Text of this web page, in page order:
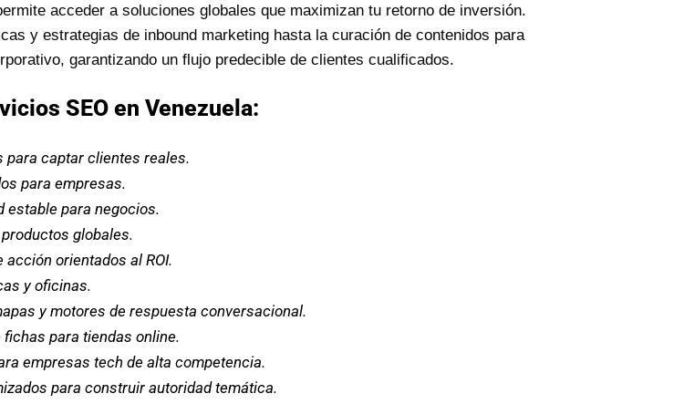
acceder a soluciones globales que maximizan tu retorno de inversión.
y estrategias de inbound marketing hasta la curación de contenidos para
garantizando un flujo predecible de clientes cualificados.
SEO en Venezuela:
para captar clientes reales.
para empresas.
estable para negocios.
globales.
orientados al ROI.
y oficinas.
y motores de respuesta conversacional.
para tiendas online.
empresas tech de alta competencia.
para construir autoridad temática.